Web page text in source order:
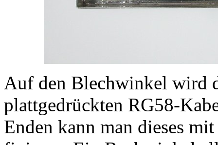
Auf den Blechwinkel wird
plattgedrückten RG58-
Enden kann man dieses